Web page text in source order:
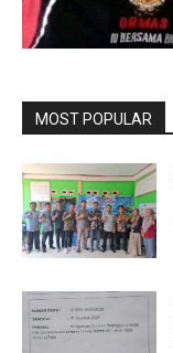
MOST POPULAR